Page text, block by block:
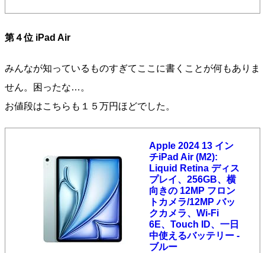
第４位 iPad Air
みんなが知っているものすぎてここに書くことが何もありま
せん。困ったな…。
お値段はこちらも１５万円ほどでした。
Apple 2024 13 イン
チiPad Air (M2):
Liquid Retina ディス
プレイ、256GB、横
向きの 12MP フロン
トカメラ/12MP バッ
クカメラ、Wi-Fi
6E、Touch ID、一日
中使えるバッテリー -
ブルー